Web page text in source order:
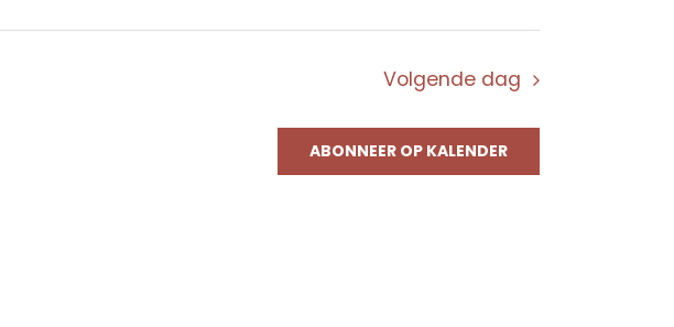
Volgende dag
ABONNEER OP KALENDER